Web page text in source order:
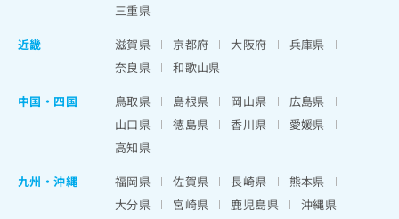
三重県
近畿
滋賀県 京都府 大阪府
兵庫県
奈良県
和歌山県
中国・四国
鳥取県 島根県 岡山県
広島県
山口県
徳島県 香川県
愛媛県
高知県
九州・沖縄
福岡県 佐賀県 長崎県
熊本県
大分県
宮崎県 鹿児島県 沖縄県